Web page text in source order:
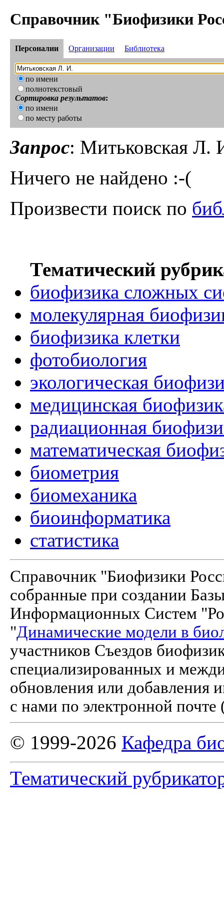
Справочник "Биофизики
Персоналии Организации Библиотека
по имени
полнотекстовый
Сортировка результатов:
по имени
по месту работы
Запрос: Митьковская Л.
Ничего не найдено :-(
Произвести поиск по
Тематический
биофизика сложных
молекулярная
биофизика клетки
фотобиология
экологическая
медицинская
радиационная
математическая
биометрия
биомеханика
биоинформатика
статистика
Справочник "Биофизики
собранные при создании
Информационных Систем
"Динамические модели в
участников Съездов
специализированных и
обновления или добавления
с нами по электронной почте
© 1999-2026 Кафедра
Тематический